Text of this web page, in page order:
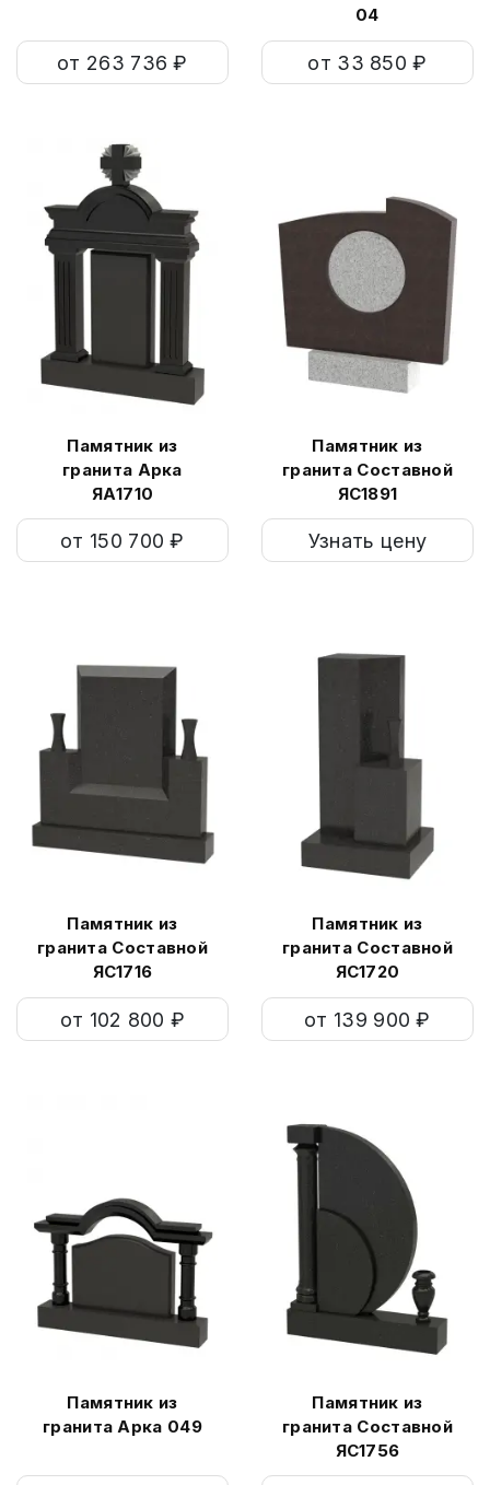
от 263 736 ₽
04
от 33 850 ₽
Памятник из
гранита Арка
ЯА1710
от 150 700 ₽
Памятник из
гранита Составной
ЯС1891
Узнать цену
Памятник из
гранита Составной
ЯС1716
от 102 800 ₽
Памятник из
гранита Составной
ЯС1720
от 139 900 ₽
Памятник из
гранита Арка 049
Памятник из
гранита Составной
ЯС1756